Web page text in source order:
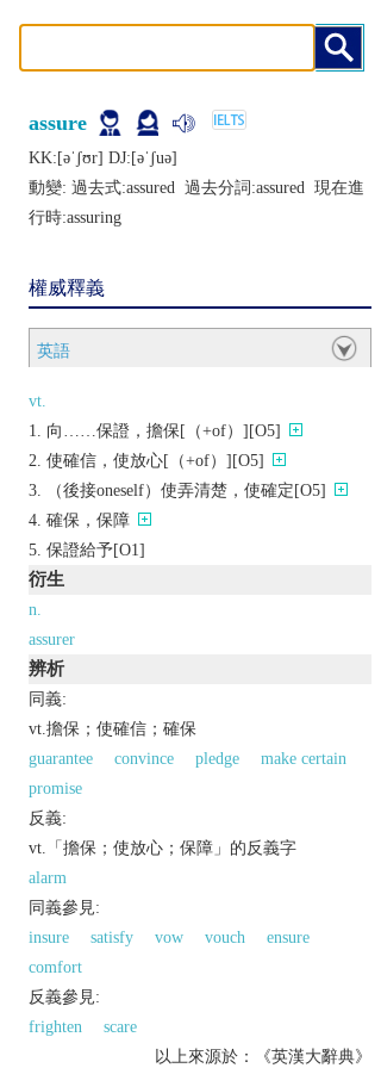
assure
KK:[ǝˈʃʊr] DJ:[ǝˈʃuǝ]
動變: 過去式:assured 過去分詞:assured 現在進
行時:assuring
權威釋義
英語
vt.
向……保證，擔保[（+of）][O5]
使確信，使放心[（+of）][O5]
（後接oneself）使弄清楚，使確定[O5]
確保，保障
保證給予[O1]
衍生
n.
assurer
辨析
同義:
vt.擔保；使確信；確保
guarantee
convince pledge
make certain
promise
反義:
vt.「擔保；使放心；保障」的反義字
alarm
同義參見:
insure
satisfy vow vouch
ensure
comfort
反義參見:
frighten
scare
以上來源於：《英漢大辭典》